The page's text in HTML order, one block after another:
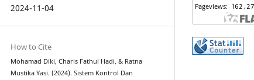
2024-11-04
How to Cite
Mohamad Diki, Charis Fathul Hadi, & Ratna
Mustika Yasi. (2024). Sistem Kontrol Dan